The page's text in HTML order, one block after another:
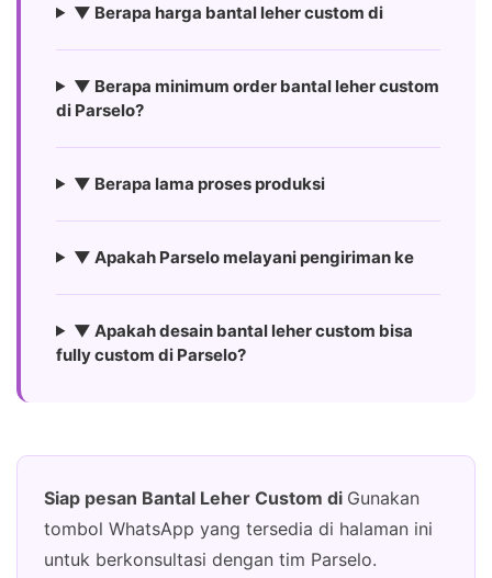
▼ Berapa harga bantal leher custom di
▼ Berapa minimum order bantal leher custom
di Parselo?
▼ Berapa lama proses produksi
▼ Apakah Parselo melayani pengiriman ke
▼ Apakah desain bantal leher custom bisa
fully custom di Parselo?
Siap pesan Bantal Leher Custom di Gunakan
tombol WhatsApp yang tersedia di halaman ini
untuk berkonsultasi dengan tim Parselo.